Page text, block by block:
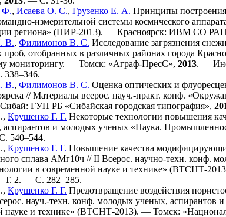
Ф., Исаева О. С., Грузенко Е. А. Принципы
измерительной системы космического
региона» (ПИР-2013). — Красноярск: ИВМ СО
В., Филимонов В. С. Исследование загрязнения
проб, отобранных в различных районах города
мониторингу. — Томск: «Аграф-ПресС», 2013. —
338–346.
В., Филимонов В. С. Оценка оптических и
// Материалы всерос. науч.-практ. конф.
ГУП РБ «Сибайская городская типография»,
, Крушенко Г. Г. Некоторые технологии повышения
аспирантов и молодых ученых «Наука.
540–544.
, Крушенко Г. Г. Повышение качества
сплава АМг10ч // II Всерос. научно-техн. конф.
в современной науке и технике» (ВТСНТ-
Т. 2. — С. 282–285.
, Крушенко Г. Г. Предотвращение воздействия
науч.-техн. конф. молодых ученых, аспирантов
науке и технике» (ВТСНТ-2013). — Томск: